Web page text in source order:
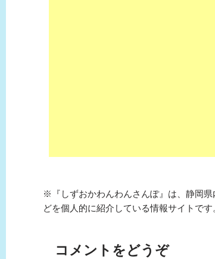
※『しずおかわんわんさんぽ』は、静岡
どを個人的に紹介している情報サイトで
コメントをどうぞ